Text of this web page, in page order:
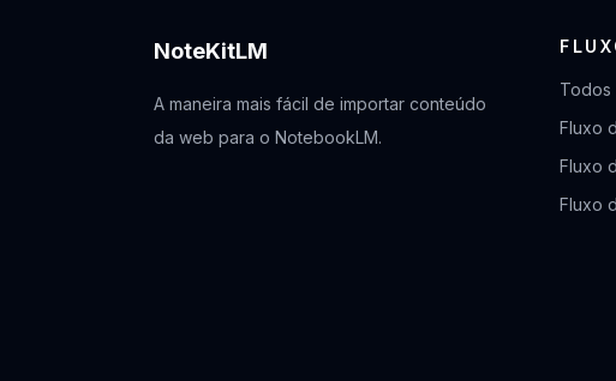
NoteKitLM
A maneira mais fácil de importar conteúdo
da web para o NotebookLM.
Todos
Fluxo
Fluxo
Fluxo